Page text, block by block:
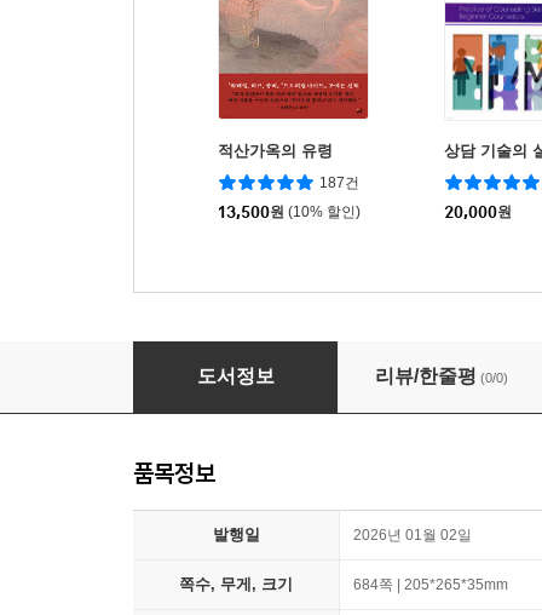
적산가옥의 유령
187건
13,500원 (10% 할인)
상담 기술의
20,000원
2026 임상심리사 2급 실기 찐정리 10개년 기출
도서정보 리뷰/한줄평 (0/0)
품목정보
발행일 2026년 01월 02일
쪽수, 무게, 크기 684쪽 | 205*265*35mm